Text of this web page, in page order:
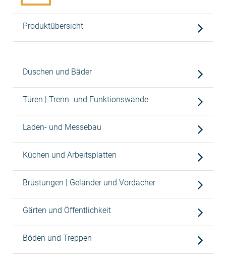
Produktübersicht
Duschen und Bäder
Türen | Trenn- und Funktionswände
Laden- und Messebau
Küchen und Arbeitsplatten
Brüstungen | Geländer und Vordächer
Gärten und Öffentlichkeit
Böden und Treppen